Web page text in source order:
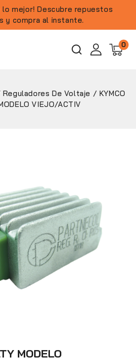
lo mejor! Descubre repuestos
y compra al instante.
0
Reguladores De Voltaje / KYMCO
VIEJO/ACTIV
MODELO